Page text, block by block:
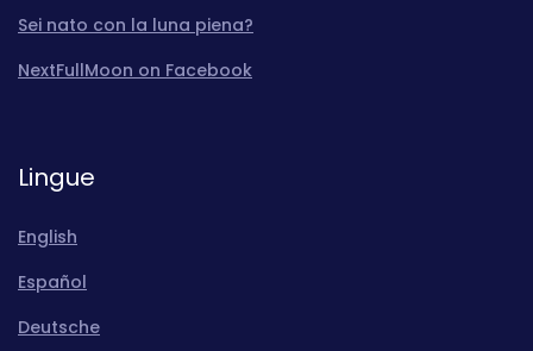
Sei nato con la luna piena?
NextFullMoon on Facebook
Lingue
English
Español
Deutsche